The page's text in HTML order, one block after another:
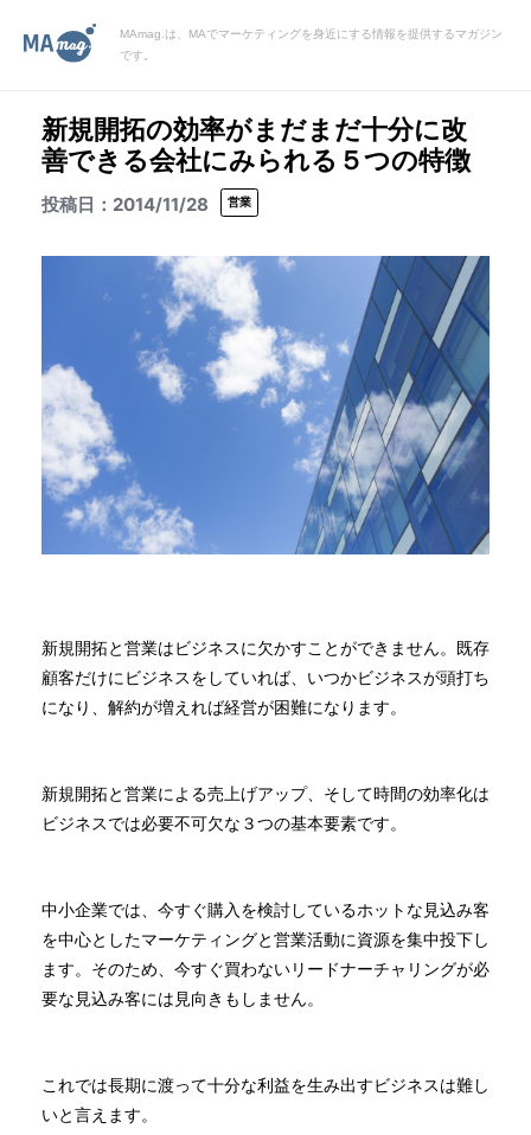
MAmag.は、MAでマーケティングを身近にする情報を提供するマガジン
です。
新規開拓の効率がまだまだ十分に改
善できる会社にみられる５つの特徴
2014/11/28 営業
新規開拓と営業はビジネスに欠かすことができません。既存
顧客だけにビジネスをしていれば、いつかビジネスが頭打ち
になり、解約が増えれば経営が困難になります。
新規開拓と営業による売上げアップ、そして時間の効率化は
ビジネスでは必要不可欠な３つの基本要素です。
中小企業では、今すぐ購入を検討しているホットな見込み客
を中心としたマーケティングと営業活動に資源を集中投下し
ます。そのため、今すぐ買わないリードナーチャリングが必
要な見込み客には見向きもしません。
これでは長期に渡って十分な利益を生み出すビジネスは難し
いと言えます。